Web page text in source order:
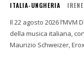
ITALIA-UNGHERIA
Il 22 agosto 2026
della musica italiana,
Maurizio Schweizer,